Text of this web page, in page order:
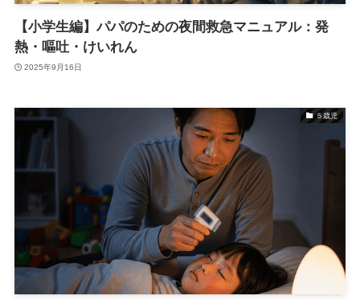
【小学生編】パパのための夜間救急マニュアル：発
熱・嘔吐・けいれん
2025年9月16日
５歳児